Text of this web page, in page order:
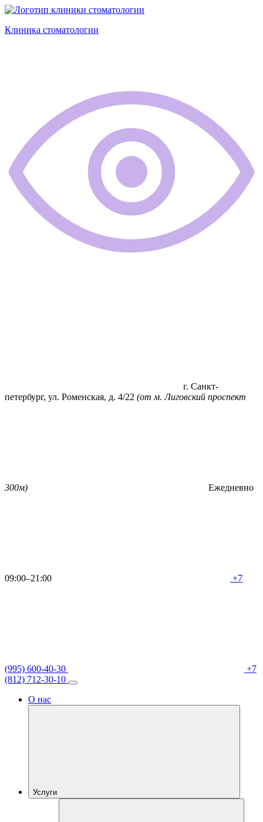
Клиника стоматологии
г. Санкт-
петербург, ул. Роменская, д. 4/22 (от м. Лиговский проспект
300м) Ежедневно
09:00–21:00 +7
(995) 600-40-30
+7
(812) 712-30-10
О нас
Услуги